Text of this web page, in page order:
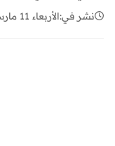
نشر في:الأربعاء 11 مارس 2026 - 23:23